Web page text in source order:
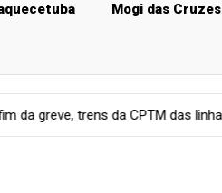
Mogi das Cruzes
da CPTM das linhas 11, 12 e 13